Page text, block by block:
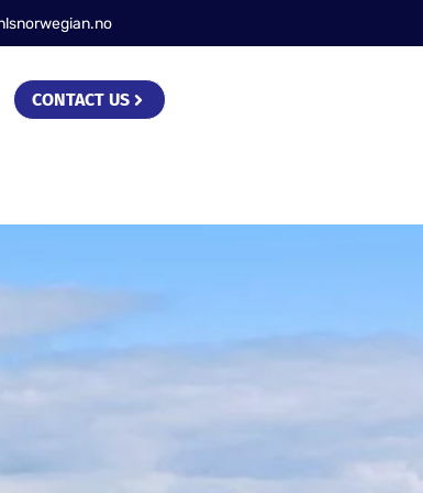
CONTACT US